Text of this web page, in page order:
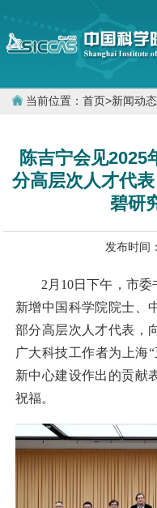
当前位置： 首页>新闻动态
陈吉宁会见2025
分高层次人才代
碧研
发布时间
2 月 10日下午，市委
新增中国科学院院士、
部分高层次人才代表，
广大科技工作者为上海
新中心建设作出的贡献
祝福。